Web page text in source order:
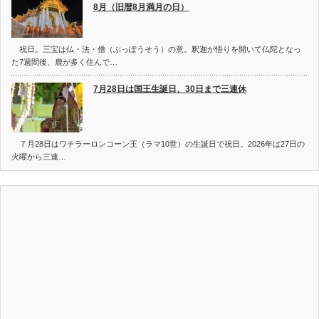
8月（旧暦8月満月の日）
祝日。三宝は仏・法・僧（ぶっぽうそう）の意。釈迦が悟りを開いて仏陀となっ
た7週間後、鹿が多く住んで…
7月28日は国王生誕日、30日まで三連休
７月28日はワチラーロンコーン王（ラマ10世）の生誕日で祝日。2026年は27日の
火曜から三連…